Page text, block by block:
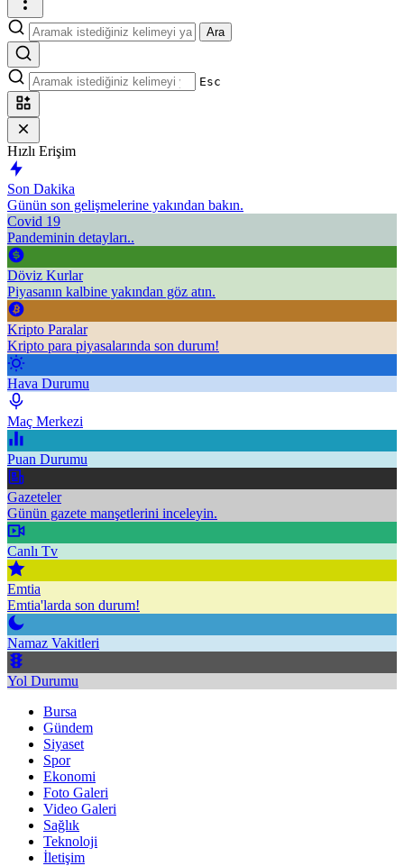
Ara
Esc
Hızlı Erişim
Son Dakika
Günün son gelişmelerine yakından bakın.
Covid 19
Pandeminin detayları..
Döviz Kurlar
Piyasanın kalbine yakından göz atın.
Kripto Paralar
Kripto para piyasalarında son durum!
Hava Durumu
Maç Merkezi
Puan Durumu
Gazeteler
Günün gazete manşetlerini inceleyin.
Canlı Tv
Emtia
Emtia'larda son durum!
Namaz Vakitleri
Yol Durumu
Bursa
Gündem
Siyaset
Spor
Ekonomi
Foto Galeri
Video Galeri
Sağlık
Teknoloji
İletişim